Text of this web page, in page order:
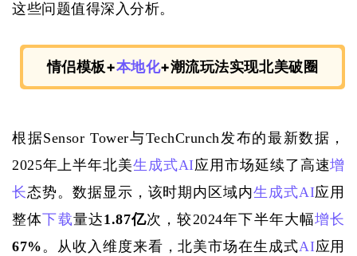
这些问题值得深入分析。
情侣模板+本地化+潮流玩法实现北美破圈
根据Sensor Tower与TechCrunch发布的最新数据，
2025年上半年北美生成式AI应用市场延续了高速增
长态势。数据显示，该时期内区域内生成式AI应用
整体下载量达1.87亿次，较2024年下半年大幅增长
67%。从收入维度来看，北美市场在生成式AI应用